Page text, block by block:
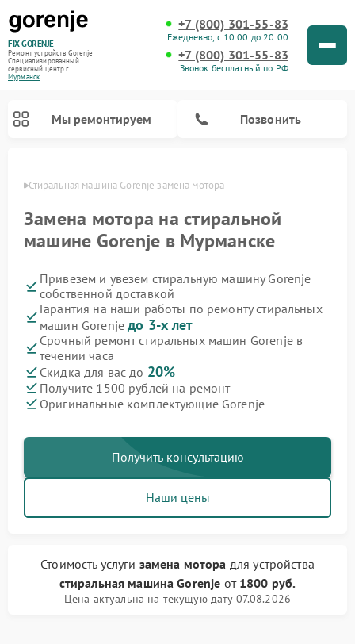
FIX-GORENJE
Ремонт устройств Gorenje
Специализированный
cервисный центр г.
Мурманск
+7 (800) 301-55-83
Ежедневно, с 10:00 до 20:00
+7 (800) 301-55-83
Звонок бесплатный по РФ
Мы ремонтируем Позвонить
Стиральная машина Gorenje замена мотора
Замена мотора на стиральной
машине Gorenje в Мурманске
Привезем и увезем стиральную машину Gorenje
собственной доставкой
Гарантия на наши работы по ремонту стиральных
машин Gorenjeдо 3-х лет
Срочный ремонт стиральных машин Gorenje в
течении часа
Скидка для вас до 20%
Получите 1500 рублей на ремонт
Оригинальные комплектующие Gorenje
Получить консультацию
Наши цены
Стоимость услуги замена мотора для устройства
стиральная машина Gorenje от 1800 руб.
Цена актуальна на текущую дату 07.08.2026